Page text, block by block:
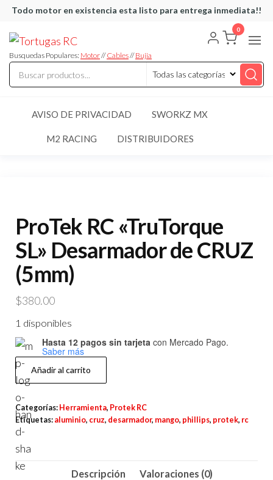
Saltar
contenido
Todo motor en existencia esta listo para entrega inmediata!!
RC
articulos
de RC
Busquedas Populares: Motor//Cables//Bujia
0
AVISO DE PRIVACIDAD SWORKZ MX
M2 RACING DISTRIBUIDORES
ProTek RC «TruTorque
SL» Desarmador de CRUZ
(5mm)
$380.00
1 disponibles
Hasta 12 pagos sin tarjeta con Mercado Pago.
Saber más
ProTek
RC
"TruTorque
SL"
Desarmador
de
CRUZ
Añadir al carrito
Categorías: Herramienta, Protek RC
Etiquetas: aluminio, cruz, desarmador, mango, phillips, protek, rc
Descripción Valoraciones (0)